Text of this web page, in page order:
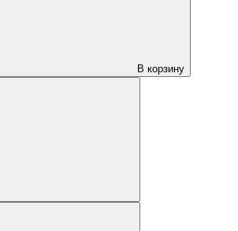
В корзину